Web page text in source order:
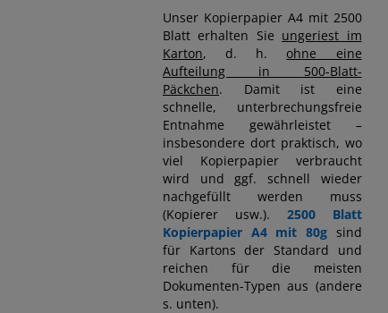
Unser Kopierpapier A4 mit 2500
Blatt erhalten Sie ungeriest im
Karton, d. h. ohne eine
Aufteilung in 500-Blatt-
Päckchen. Damit ist eine
schnelle, unterbrechungsfreie
Entnahme gewährleistet –
insbesondere dort praktisch, wo
viel Kopierpapier verbraucht
wird und ggf. schnell wieder
nachgefüllt werden muss
(Kopierer usw.). 2500 Blatt
Kopierpapier A4 mit 80gsind
für Kartons der Standard und
reichen für die meisten
Dokumenten-Typen aus (andere
s. unten).